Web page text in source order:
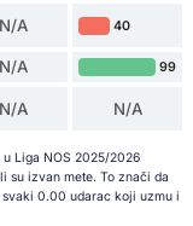
N/A 40
N/A 99
N/A N/A
u Liga NOS 2025/2026
su izvan mete. To znači da
svaki 0.00 udarac koji uzmu i